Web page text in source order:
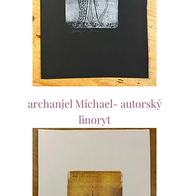
archanjel Michael- autorský
linoryt